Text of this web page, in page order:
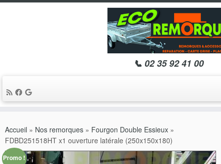
au
contenu
📞 02 35 92 41 00
Accueil » Nos remorques » Fourgon Double Essieux »
FDBD251518HT x1 ouverture latérale (250x150x180)
Promo !